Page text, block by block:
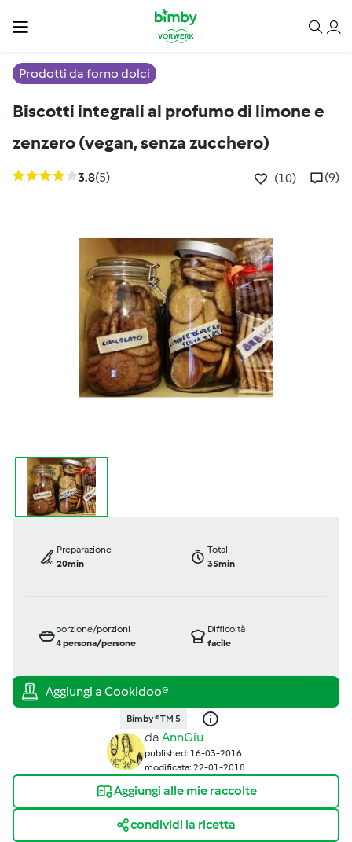
Prodotti da forno dolci
Biscotti integrali al profumo di limone e
zenzero (vegan, senza zucchero)
3.8(5) (10) (9)
Preparazione
20min
Total
35min
porzione/porzioni
4persona/persone
Difficoltà
facile
Bimby ® TM 5
da AnnGiu
published: 16-03-2016
modificata: 22-01-2018
Aggiungi alle mie raccolte
condividi la ricetta